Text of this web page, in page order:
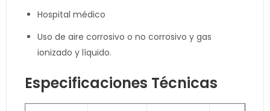
Hospital médico
Uso de aire corrosivo o no corrosivo y gas
ionizado y líquido.
Especificaciones Técnicas